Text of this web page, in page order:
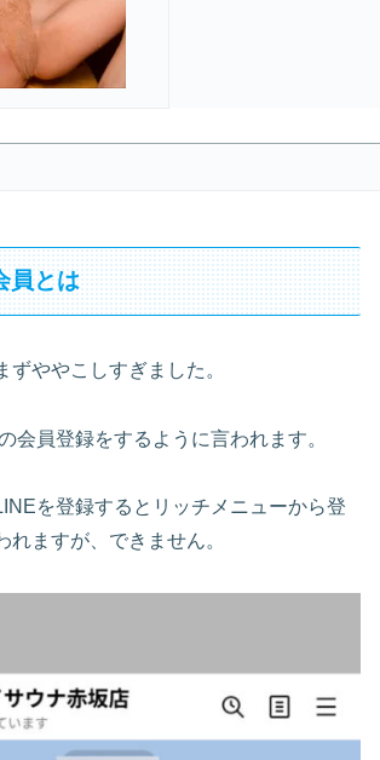
員とは
ずややこしすぎました。
会員登録をするように言われます。
を登録するとリッチメニューから登
れますが、できません。